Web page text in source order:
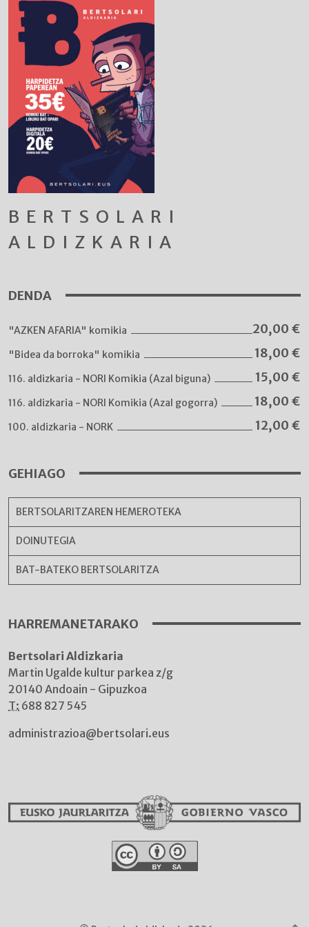
BERTSOLARI
ALDIZKARIA
DENDA
"AZKEN AFARIA" komikia 20,00 €
"Bidea da borroka" komikia 18,00 €
116. aldizkaria - NORI Komikia (Azal biguna) 15,00 €
116. aldizkaria - NORI Komikia (Azal gogorra) 18,00 €
100. aldizkaria - NORK 12,00 €
GEHIAGO
BERTSOLARITZAREN HEMEROTEKA
DOINUTEGIA
BAT-BATEKO BERTSOLARITZA
HARREMANETARAKO
Bertsolari Aldizkaria
Martin Ugalde kultur parkea z/g
20140 Andoain - Gipuzkoa
T: 688 827 545
administrazioa@bertsolari.eus